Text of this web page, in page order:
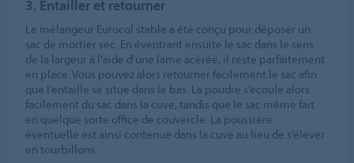
3. Entailler et retourner
Le mélangeur Eurocol stable a été conçu pour déposer un
sac de mortier sec. En éventrant ensuite le sac dans le sens
de la largeur à l’aide d’une lame acérée, il reste parfaitement
en place. Vous pouvez alors retourner facilement le sac afin
que l’entaille se situe dans le bas. La poudre s’écoule alors
facilement du sac dans la cuve, tandis que le sac même fait
en quelque sorte office de couvercle. La poussière
éventuelle est ainsi contenue dans la cuve au lieu de s’élever
en tourbillons.